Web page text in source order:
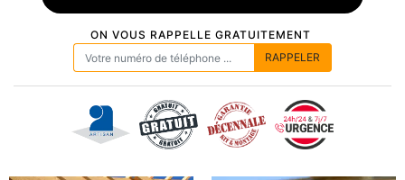
ON VOUS RAPPELLE GRATUITEMENT